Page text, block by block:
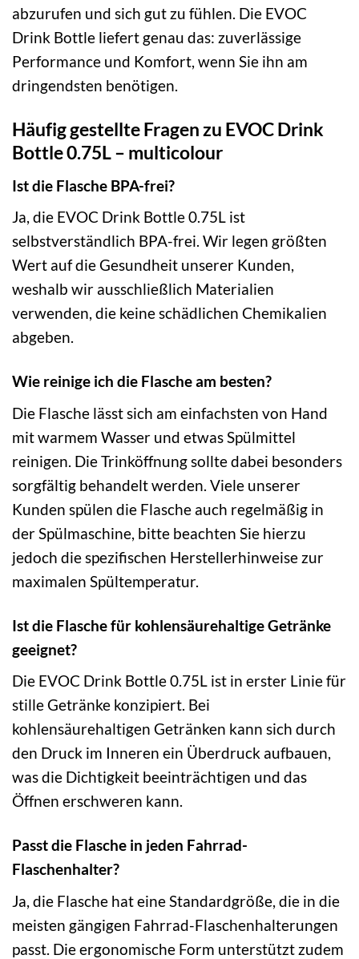
abzurufen und sich gut zu fühlen. Die EVOC
Drink Bottle liefert genau das: zuverlässige
Performance und Komfort, wenn Sie ihn am
dringendsten benötigen.
Häufig gestellte Fragen zu EVOC Drink
Bottle 0.75L – multicolour
Ist die Flasche BPA-frei?
Ja, die EVOC Drink Bottle 0.75L ist
selbstverständlich BPA-frei. Wir legen größten
Wert auf die Gesundheit unserer Kunden,
weshalb wir ausschließlich Materialien
verwenden, die keine schädlichen Chemikalien
abgeben.
Wie reinige ich die Flasche am besten?
Die Flasche lässt sich am einfachsten von Hand
mit warmem Wasser und etwas Spülmittel
reinigen. Die Trinköffnung sollte dabei besonders
sorgfältig behandelt werden. Viele unserer
Kunden spülen die Flasche auch regelmäßig in
der Spülmaschine, bitte beachten Sie hierzu
jedoch die spezifischen Herstellerhinweise zur
maximalen Spültemperatur.
Ist die Flasche für kohlensäurehaltige Getränke
geeignet?
Die EVOC Drink Bottle 0.75L ist in erster Linie für
stille Getränke konzipiert. Bei
kohlensäurehaltigen Getränken kann sich durch
den Druck im Inneren ein Überdruck aufbauen,
was die Dichtigkeit beeinträchtigen und das
Öffnen erschweren kann.
Passt die Flasche in jeden Fahrrad-
Flaschenhalter?
Ja, die Flasche hat eine Standardgröße, die in die
meisten gängigen Fahrrad-Flaschenhalterungen
passt. Die ergonomische Form unterstützt zudem